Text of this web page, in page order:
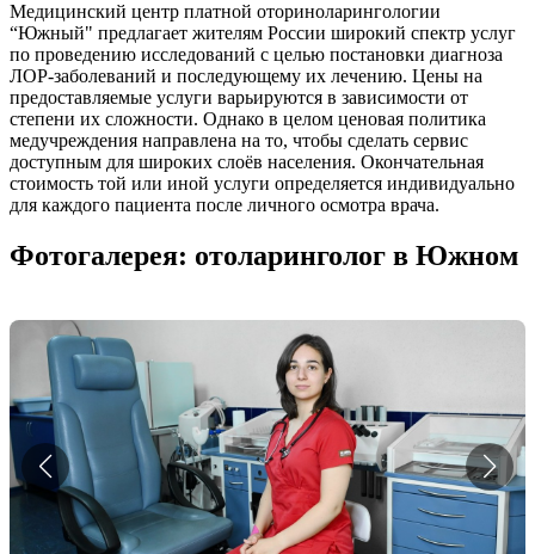
Медицинский центр платной оториноларингологии
“Южный" предлагает жителям России широкий спектр услуг
по проведению исследований с целью постановки диагноза
ЛОР-заболеваний и последующему их лечению. Цены на
предоставляемые услуги варьируются в зависимости от
степени их сложности. Однако в целом ценовая политика
медучреждения направлена на то, чтобы сделать сервис
доступным для широких слоёв населения. Окончательная
стоимость той или иной услуги определяется индивидуально
для каждого пациента после личного осмотра врача.
Фотогалерея: отоларинголог в Южном